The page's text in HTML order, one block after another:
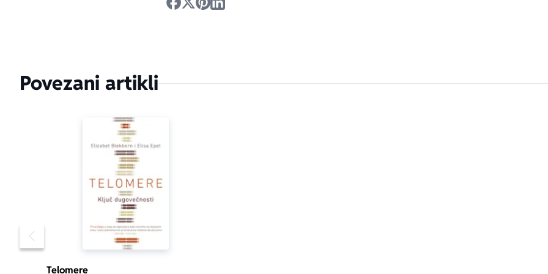
Povezani artikli
Pomeranje sadržaja slajdera u levo
Telomere